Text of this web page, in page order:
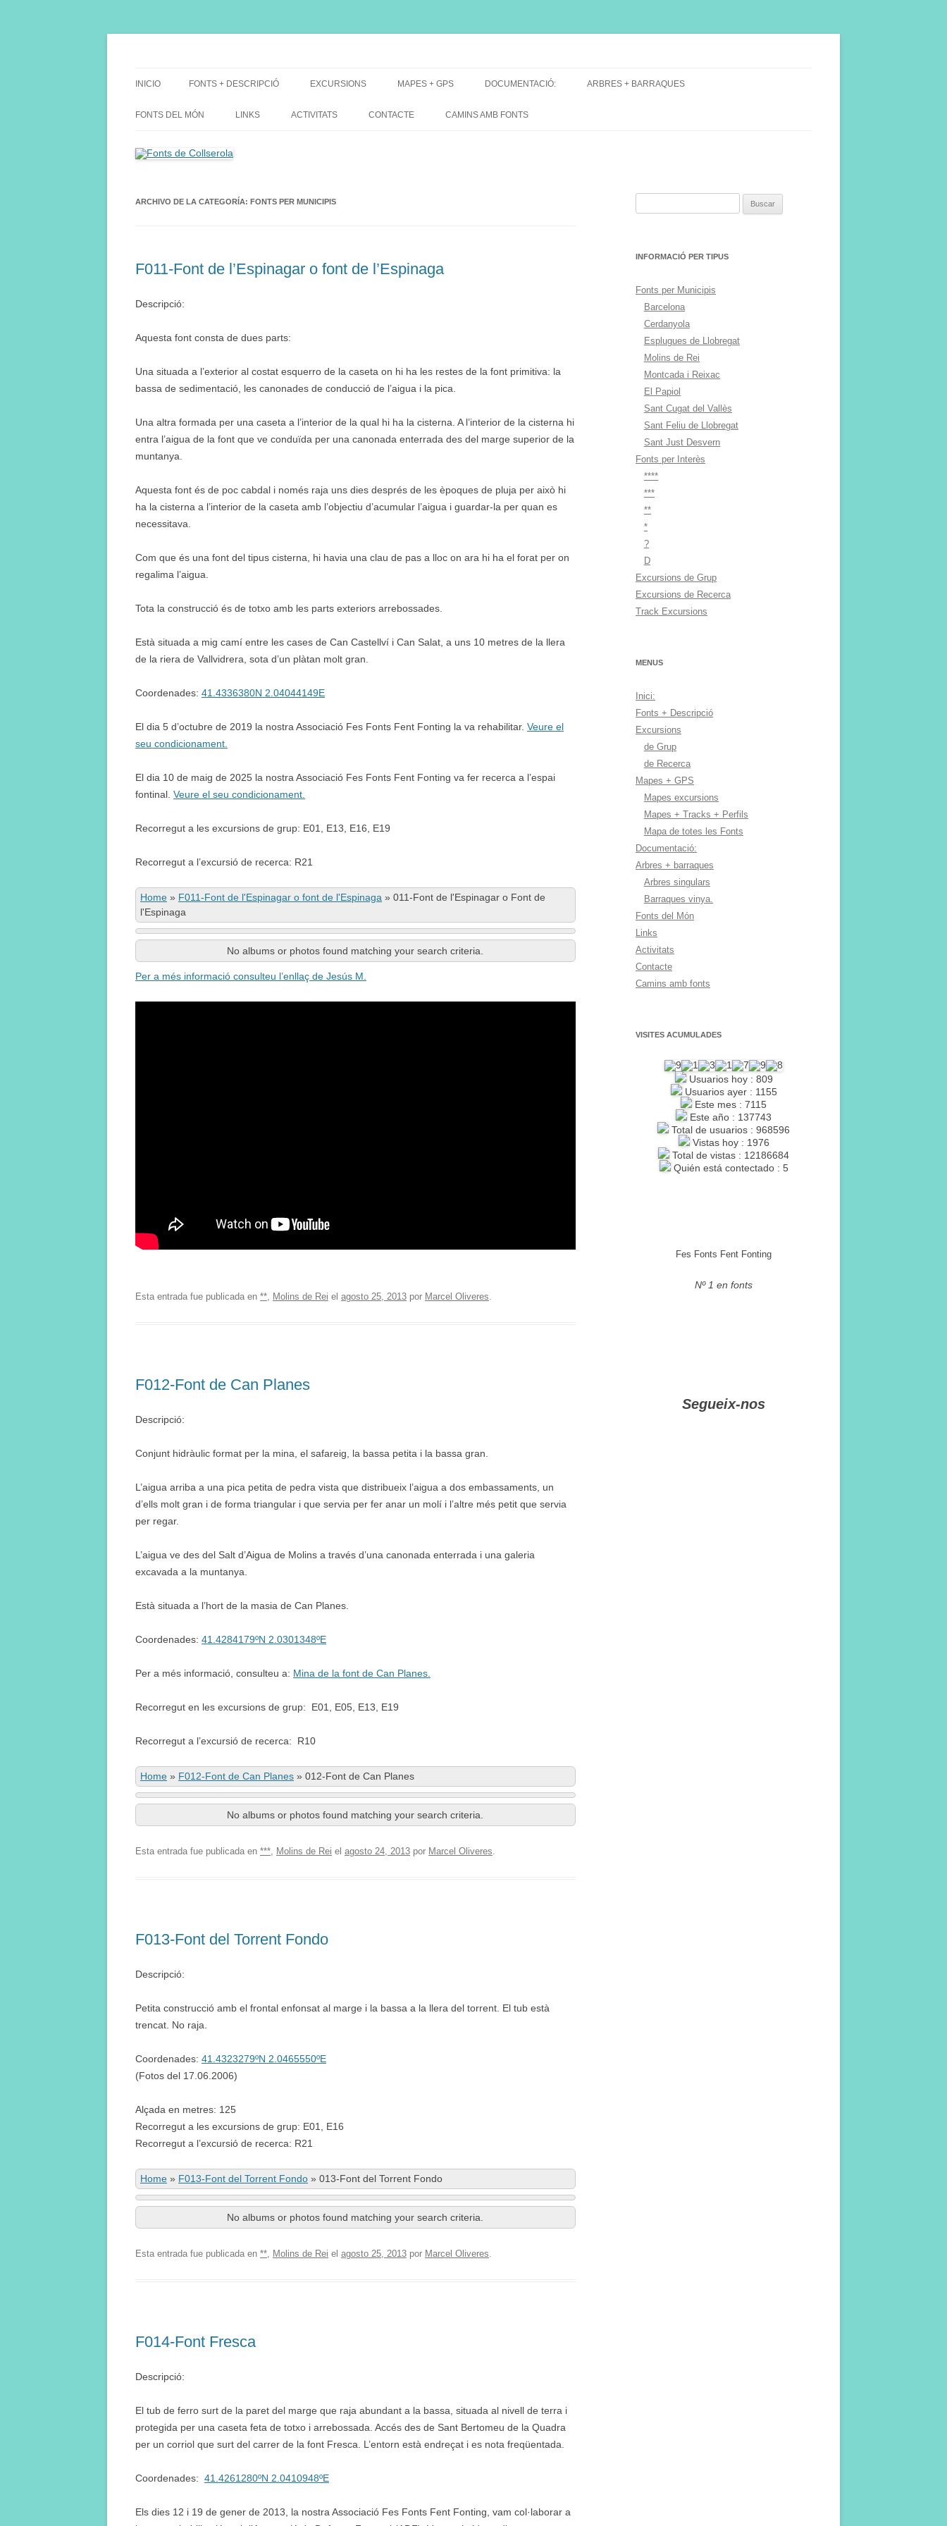
INICIO FONTS + DESCRIPCIÓ EXCURSIONS
DE GRUP
MAPES + GPS
MAPES EXCURSIONS
DOCUMENTACIÓ: ARBRES + BARRAQUES
FONTS DEL MÓN LINKS ACTIVITATS CONTACTE CAMINS AMB FONTS
ARCHIVO DE LA CATEGORÍA: FONTS PER MUNICIPIS
F011-Font de l’Espinagar o font de l’Espinaga
Descripció:
Aquesta font consta de dues parts:
Una situada a l’exterior al costat esquerro de la caseta on hi ha les restes de la font primitiva: la
bassa de sedimentació, les canonades de conducció de l’aigua i la pica.
Una altra formada per una caseta a l’interior de la qual hi ha la cisterna. A l’interior de la cisterna hi
entra l’aigua de la font que ve conduïda per una canonada enterrada des del marge superior de la
muntanya.
Aquesta font és de poc cabdal i només raja uns dies després de les èpoques de pluja per això hi
ha la cisterna a l’interior de la caseta amb l’objectiu d’acumular l’aigua i guardar-la per quan es
necessitava.
Com que és una font del tipus cisterna, hi havia una clau de pas a lloc on ara hi ha el forat per on
regalima l’aigua.
Tota la construcció és de totxo amb les parts exteriors arrebossades.
Està situada a mig camí entre les cases de Can Castellví i Can Salat, a uns 10 metres de la llera
de la riera de Vallvidrera, sota d’un plàtan molt gran.
Coordenades: 41.4336380N 2.04044149E
El dia 5 d’octubre de 2019 la nostra Associació Fes Fonts Fent Fonting la va rehabilitar. Veure el
seu condicionament.
El dia 10 de maig de 2025 la nostra Associació Fes Fonts Fent Fonting va fer recerca a l’espai
fontinal. Veure el seu condicionament.
Recorregut a les excursions de grup: E01, E13, E16, E19
Recorregut a l’excursió de recerca: R21
Home » F011-Font de l'Espinagar o font de l'Espinaga » 011-Font de l'Espinagar o Font de
l'Espinaga
No albums or photos found matching your search criteria.
Per a més informació consulteu l’enllaç de Jesús M.
Esta entrada fue publicada en **, Molins de Rei el agosto 25, 2013 por Marcel Oliveres.
F012-Font de Can Planes
Descripció:
Conjunt hidràulic format per la mina, el safareig, la bassa petita i la bassa gran.
L’aigua arriba a una pica petita de pedra vista que distribueix l’aigua a dos embassaments, un
d’ells molt gran i de forma triangular i que servia per fer anar un molí i l’altre més petit que servia
per regar.
L’aigua ve des del Salt d’Aigua de Molins a través d’una canonada enterrada i una galeria
excavada a la muntanya.
Està situada a l’hort de la masia de Can Planes.
Coordenades: 41.4284179ºN 2.0301348ºE
Per a més informació, consulteu a: Mina de la font de Can Planes.
Recorregut en les excursions de grup: E01, E05, E13, E19
Recorregut a l’excursió de recerca: R10
Home » F012-Font de Can Planes » 012-Font de Can Planes
No albums or photos found matching your search criteria.
Esta entrada fue publicada en ***, Molins de Rei el agosto 24, 2013 por Marcel Oliveres.
F013-Font del Torrent Fondo
Descripció:
Petita construcció amb el frontal enfonsat al marge i la bassa a la llera del torrent. El tub està
trencat. No raja.
Coordenades: 41.4323279ºN 2.0465550ºE
(Fotos del 17.06.2006)
Alçada en metres: 125
Recorregut a les excursions de grup: E01, E16
Recorregut a l’excursió de recerca: R21
Home » F013-Font del Torrent Fondo » 013-Font del Torrent Fondo
No albums or photos found matching your search criteria.
Esta entrada fue publicada en **, Molins de Rei el agosto 25, 2013 por Marcel Oliveres.
F014-Font Fresca
Descripció:
El tub de ferro surt de la paret del marge que raja abundant a la bassa, situada al nivell de terra i
protegida per una caseta feta de totxo i arrebossada. Accés des de Sant Bertomeu de la Quadra
per un corriol que surt del carrer de la font Fresca. L’entorn està endreçat i es nota freqüentada.
Coordenades: 41.4261280ºN 2.0410948ºE
Els dies 12 i 19 de gener de 2013, la nostra Associació Fes Fonts Fent Fonting, vam col·laborar a
INFORMACIÓ PER TIPUS
Fonts per Municipis
Barcelona
Cerdanyola
Esplugues de Llobregat
Molins de Rei
Montcada i Reixac
El Papiol
Sant Cugat del Vallès
Sant Feliu de Llobregat
Sant Just Desvern
Fonts per Interès
****
***
**
*
?
D
Excursions de Grup
Excursions de Recerca
Track Excursions
MENUS
Inici:
Fonts + Descripció
Excursions
de Grup
de Recerca
Mapes + GPS
Mapes excursions
Mapes + Tracks + Perfils
Mapa de totes les Fonts
Documentació:
Arbres + barraques
Arbres singulars
Barraques vinya.
Fonts del Món
Links
Activitats
Contacte
Camins amb fonts
VISITES ACUMULADES
Usuarios hoy : 809
Usuarios ayer : 1155
Este mes : 7115
Este año : 137743
Total de usuarios : 968596
Vistas hoy : 1976
Total de vistas : 12186684
Quién está contectado : 5
Fes Fonts Fent Fonting
Nº 1 en fonts
Segueix-nos